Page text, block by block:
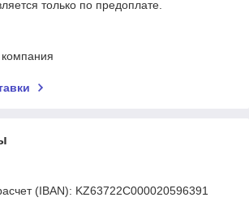
только по предоплате.
(IBAN): KZ63722C000020596391